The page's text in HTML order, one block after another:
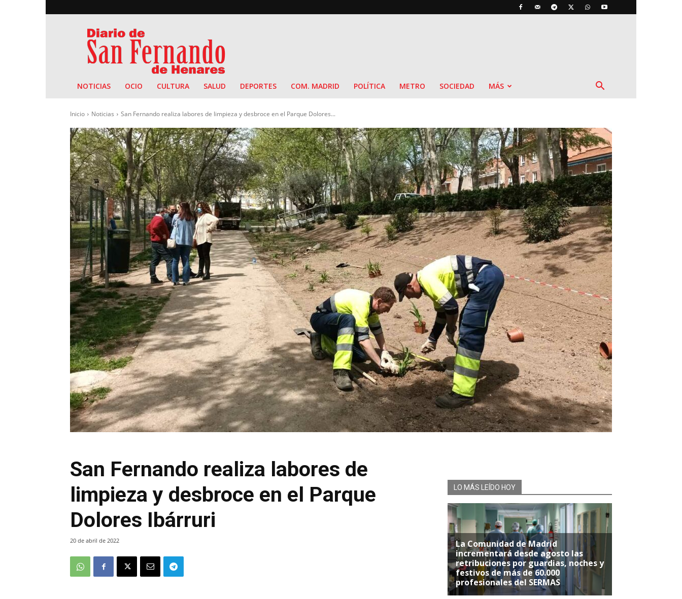
Diario
de
San
NOTICIAS OCIO CULTURA SALUD DEPORTES COM. MADRID POLÍTICA METRO SOCIEDAD MÁS
Inicio Noticias San Fernando realiza labores de limpieza y desbroce en el Parque Dolores...
San Fernando realiza labores de
limpieza y desbroce en el Parque
Dolores Ibárruri
20 de abril de 2022
LO MÁS LEÍDO HOY